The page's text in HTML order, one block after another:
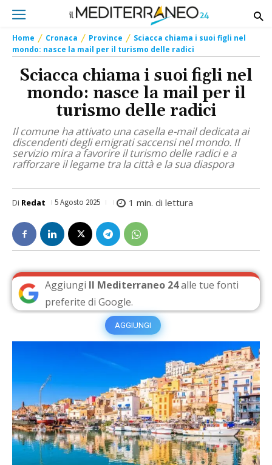
Home Cronaca Province
Sciacca chiama i suoi figli nel
mondo: nasce la mail per il turismo delle radici
Sciacca chiama i suoi figli nel
mondo: nasce la mail per il
turismo delle radici
Il comune ha attivato una casella e-mail dedicata ai
discendenti degli emigrati saccensi nel mondo. Il
servizio mira a favorire il turismo delle radici e a
rafforzare il legame tra la città e la sua diaspora
Di Redat 5 Agosto 2025 1 min. di lettura
Aggiungi Il Mediterraneo 24alle tue fonti
preferite di Google.
AGGIUNGI